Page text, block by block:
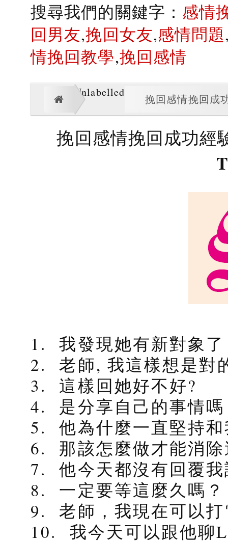
搜尋我們的關鍵字： 感情
回男友,挽回女友,感情問題
情挽回教學,挽回感情
Unlabelled
挽回感情挽回成
挽回感情挽回成功經
1. 我發現她有新對象
2. 老師, 我這樣想是對
3. 這樣回她好不好?
4. 是分享自己的事情
5. 他為什麼一直堅持和
6. 那該怎麼做才能消
7. 他今天都沒有回覆我
8. 一定要等這麼久嗎？
9. 老師，我現在可以打
10. 我今天可以跟他聊